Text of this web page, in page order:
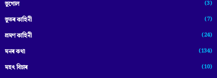
ভূগোল (3)
ভূতৰ কাহিনী (7)
ভ্ৰমণ কাহিনী (24)
মনৰ কথা (134)
মহৎ বিচাৰ (10)